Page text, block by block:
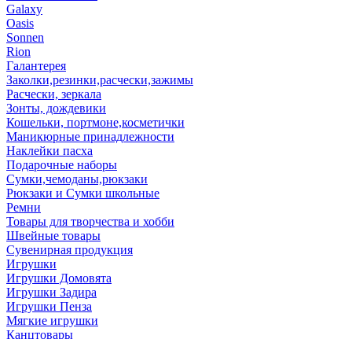
Galaxy
Oasis
Sonnen
Rion
Галантерея
Заколки,резинки,расчески,зажимы
Расчески, зеркала
Зонты, дождевики
Кошельки, портмоне,косметички
Маникюрные принадлежности
Наклейки пасха
Подарочные наборы
Сумки,чемоданы,рюкзаки
Рюкзаки и Сумки школьные
Ремни
Товары для творчества и хобби
Швейные товары
Сувенирная продукция
Игрушки
Игрушки Домовята
Игрушки Задира
Игрушки Пенза
Мягкие игрушки
Канцтовары